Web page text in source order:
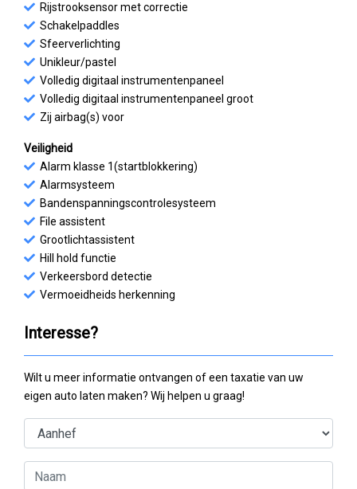
Rijstrooksensor met correctie
Schakelpaddles
Sfeerverlichting
Unikleur/pastel
Volledig digitaal instrumentenpaneel
Volledig digitaal instrumentenpaneel groot
Zij airbag(s) voor
Veiligheid
Alarm klasse 1(startblokkering)
Alarmsysteem
Bandenspanningscontrolesysteem
File assistent
Grootlichtassistent
Hill hold functie
Verkeersbord detectie
Vermoeidheids herkenning
Interesse?
Wilt u meer informatie ontvangen of een taxatie van uw
eigen auto laten maken? Wij helpen u graag!